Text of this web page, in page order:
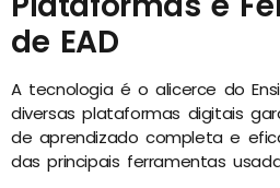
de EAD
A tecnologia é o alicerce do
diversas plataformas digitais
de aprendizado completa e
das principais ferramentas